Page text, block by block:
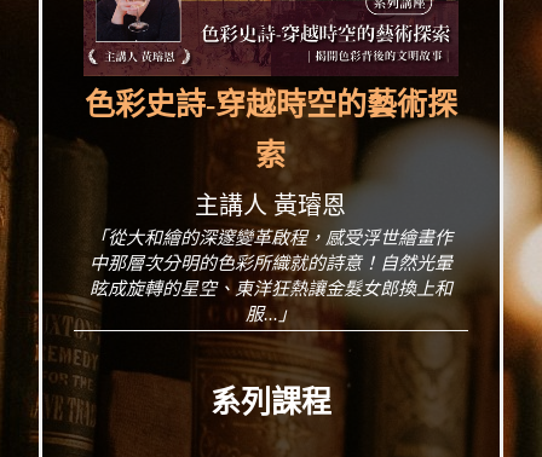
色彩史詩-穿越時空的藝術探
索
主講人 黃璿恩
「從大和繪的深邃變革啟程，感受浮世繪畫作
中那層次分明的色彩所織就的詩意！自然光暈
眩成旋轉的星空、東洋狂熱讓金髮女郎換上和
服...」
系列課程